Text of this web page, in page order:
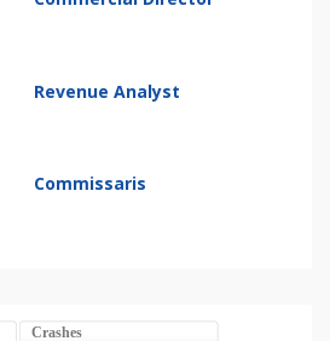
Revenue Analyst
Commissaris
Crashes